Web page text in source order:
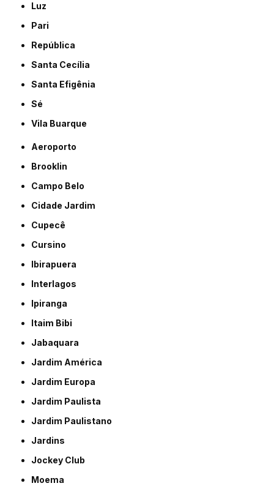
Luz
Pari
República
Santa Cecília
Santa Efigênia
Sé
Vila Buarque
Aeroporto
Brooklin
Campo Belo
Cidade Jardim
Cupecê
Cursino
Ibirapuera
Interlagos
Ipiranga
Itaim Bibi
Jabaquara
Jardim América
Jardim Europa
Jardim Paulista
Jardim Paulistano
Jardins
Jockey Club
Moema